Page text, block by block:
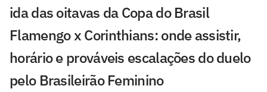
ida das oitavas da Copa do Brasil
Flamengo x Corinthians: onde assistir,
horário e prováveis escalações do duelo
pelo Brasileirão Feminino